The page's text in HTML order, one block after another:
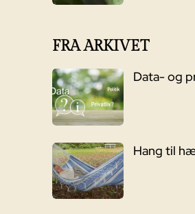
FRA ARKIVET
Data- og
Hang til